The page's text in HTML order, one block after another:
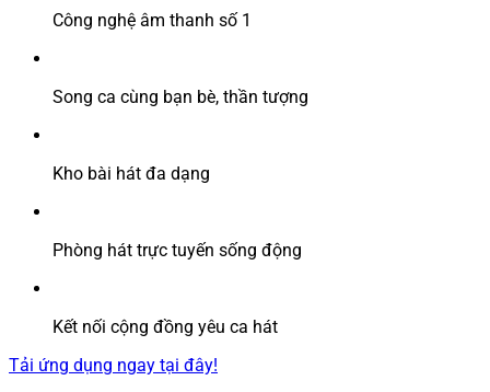
Công nghệ âm thanh số 1
Song ca cùng bạn bè, thần tượng
Kho bài hát đa dạng
Phòng hát trực tuyến sống động
Kết nối cộng đồng yêu ca hát
Tải ứng dụng ngay tại đây!